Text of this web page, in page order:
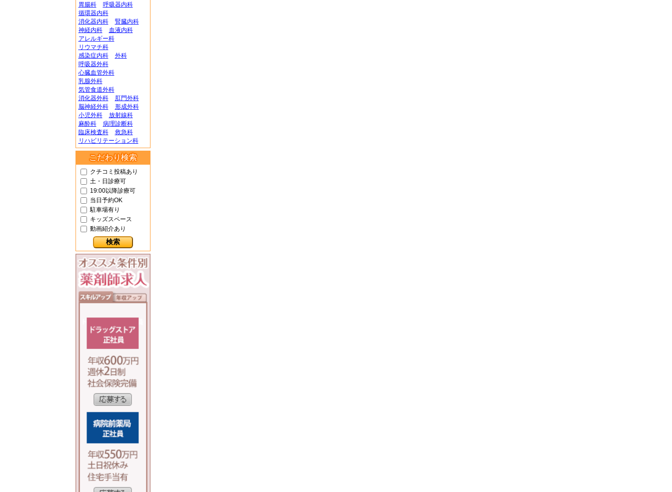
胃腸科
呼吸器内科
循環器内科
消化器内科
腎臓内科
神経内科
血液内科
アレルギー科
リウマチ科
感染症内科
外科
呼吸器外科
心臓血管外科
乳腺外科
気管食道外科
消化器外科
肛門外科
脳神経外科
形成外科
小児外科
放射線科
麻酔科
病理診断科
臨床検査科
救急科
リハビリテーション科
こだわり検索
クチコミ投稿あり
土・日診療可
19:00以降診療可
当日予約OK
駐車場有り
キッズスペース
動画紹介あり